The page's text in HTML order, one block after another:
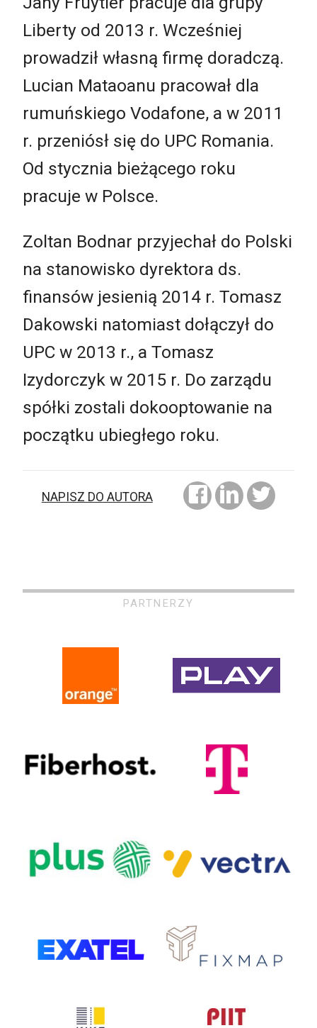
Liberty od 2013 r. Wcześniej
prowadził własną firmę doradczą.
Lucian Mataoanu pracował dla
rumuńskiego Vodafone, a w 2011
r. przeniósł się do UPC Romania.
Od stycznia bieżącego roku
pracuje w Polsce.
Zoltan Bodnar przyjechał do Polski
na stanowisko dyrektora ds.
finansów jesienią 2014 r. Tomasz
Dakowski natomiast dołączył do
UPC w 2013 r., a Tomasz
Izydorczyk w 2015 r. Do zarządu
spółki zostali dokooptowanie na
początku ubiegłego roku.
NAPISZ DO AUTORA
PARTNERZY